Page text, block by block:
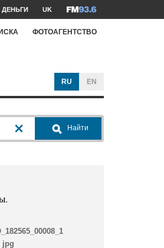
ДЕНЬГИ UK
ФОТОАГЕНТСТВО
RU EN
Найти
jpg